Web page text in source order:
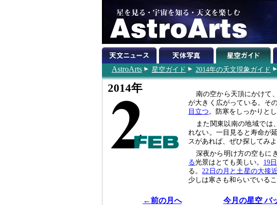
AstroArts 星空ガイド 2014年の天文現象ガイド
2014年
南の空から天頂にかけて
が大きく広がっている。そ
目立つ。防寒をしっかりと
また関東以南の地域では
れない。一目見ると寿命が
スがあれば、ぜひ探してみよ
深夜から明け方の空もに
る光景はとても美しい。 19
る。22日の月と土星の大接近
少しは寒さも和らいでいるこ
←前の月へ 今月の星空 バ